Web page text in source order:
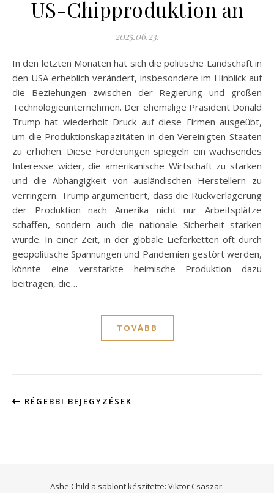
US-Chipproduktion an
2025.06.23.
In den letzten Monaten hat sich die politische Landschaft in
den USA erheblich verändert, insbesondere im Hinblick auf
die Beziehungen zwischen der Regierung und großen
Technologieunternehmen. Der ehemalige Präsident Donald
Trump hat wiederholt Druck auf diese Firmen ausgeübt,
um die Produktionskapazitäten in den Vereinigten Staaten
zu erhöhen. Diese Forderungen spiegeln ein wachsendes
Interesse wider, die amerikanische Wirtschaft zu stärken
und die Abhängigkeit von ausländischen Herstellern zu
verringern. Trump argumentiert, dass die Rückverlagerung
der Produktion nach Amerika nicht nur Arbeitsplätze
schaffen, sondern auch die nationale Sicherheit stärken
würde. In einer Zeit, in der globale Lieferketten oft durch
geopolitische Spannungen und Pandemien gestört werden,
könnte eine verstärkte heimische Produktion dazu
beitragen, die…
TOVÁBB
RÉGEBBI BEJEGYZÉSEK
Ashe Child a sablont készítette: Viktor Csaszar.